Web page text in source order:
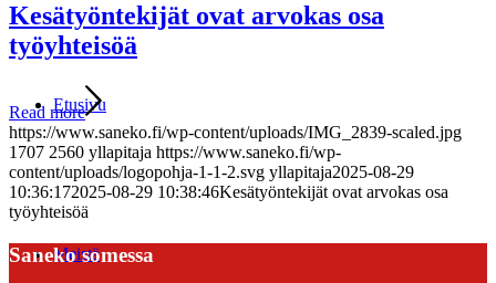
Etusivu
Meistä
Kesätyöntekijät ovat arvokas osa
työyhteisöä
Read more
https://www.saneko.fi/wp-content/uploads/IMG_2839-scaled.jpg
1707 2560 yllapitaja https://www.saneko.fi/wp-
content/uploads/logopohja-1-1-2.svg yllapitaja2025-08-29
10:36:172025-08-29 10:38:46Kesätyöntekijät ovat arvokas osa
työyhteisöä
Saneko somessa